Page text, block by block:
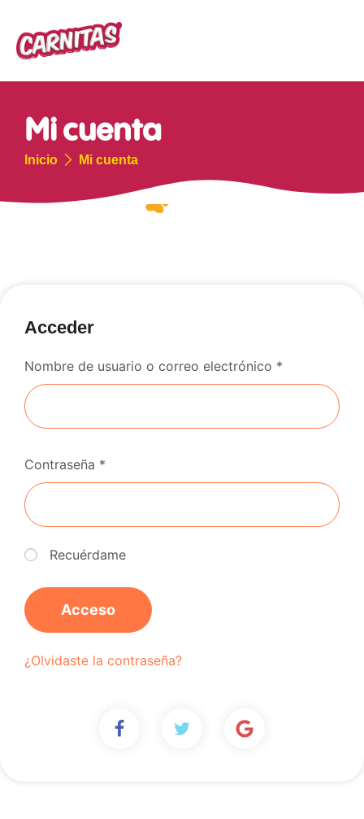
Mi cuenta
Inicio Mi cuenta
Acceder
Nombre de usuario o correo electrónico *
Contraseña *
Recuérdame
Acceso
¿Olvidaste la contraseña?